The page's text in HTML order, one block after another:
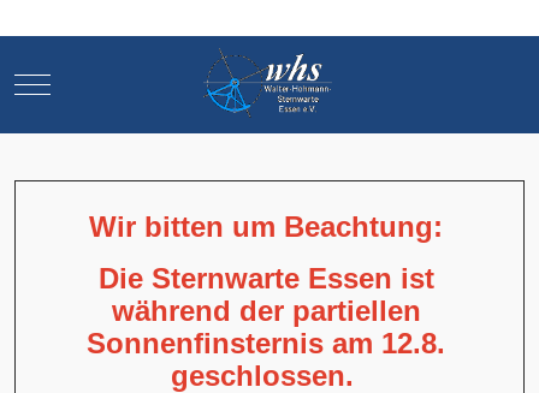
Mobile Menu Toggle
Wir bitten um Beachtung:
Die Sternwarte Essen ist
während der partiellen
Sonnenfinsternis am 12.8.
geschlossen.